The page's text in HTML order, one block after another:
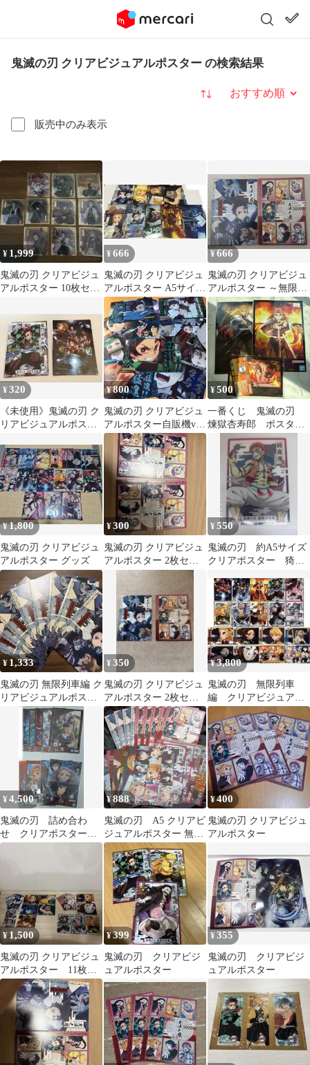
鬼滅の刃 クリアビジュアルポスター の検索結果
販売中のみ表示
並び替え
¥ 1,999
鬼滅の刃 クリアビジュ
アルポスター 10枚セッ
¥666
鬼滅の刃 クリアビジュ
アルポスター A5サイズ
めんこ シール ポスター
¥666
鬼滅の刃 クリアビジュ
アルポスター ～無限列
車編 其ノ壱、其の弐～
2点セット
¥320
《未使用》鬼滅の刃 ク
リアビジュアルポスタ
ト
¥800
鬼滅の刃 クリアビジュ
アルポスター自販機ver.
12枚セット台紙付き
¥500
一番くじ 鬼滅の刃
煉獄杏寿郎 ポスター
セット まとめ売り
¥1,800
鬼滅の刃 クリアビジュ
アルポスター グッズ
¥300
鬼滅の刃 クリアビジュ
アルポスター 2枚セッ
¥550
鬼滅の刃 約A5サイズ
クリアポスター 猗窩
¥ 1,333
鬼滅の刃 無限列車編 ク
リアビジュアルポスタ
ー9枚セット
¥350
鬼滅の刃 クリアビジュ
アルポスター 2枚セッ
ト
¥3,800
鬼滅の刃 無限列車
編 クリアビジュアル
ポスター
¥4,500
鬼滅の刃 詰め合わ
せ クリアポスター
ポスター ビジュア
¥888
鬼滅の刃 A5 クリアビ
ジュアルポスター 無限
列車 バラ売り⭕️
¥400
鬼滅の刃 クリアビジュ
アルポスター
¥ 1,500
鬼滅の刃 クリアビジュ
アルポスター 11枚セ
ット
¥399
鬼滅の刃 クリアビジ
ュアルポスター
¥355
鬼滅の刃 クリアビジ
ュアルポスター